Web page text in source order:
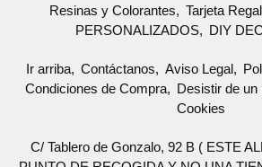
Resinas y Colorantes
Tarjeta
PERSONALIZADOS
DIY
Ir arriba Contáctanos Aviso Legal
Condiciones de Compra
Desistir de un
Cookies
C/ Tablero de Gonzalo, 92 B ( ESTE